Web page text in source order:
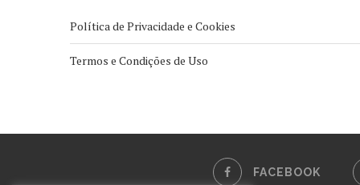
Política de Privacidade e Cookies
Termos e Condições de Uso
FACEBOOK